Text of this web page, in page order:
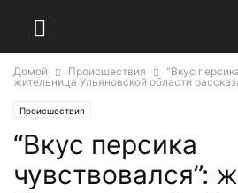
Домой Происшествия
“Вкус
жительница Ульяновской области
Происшествия
“Вкус персика
чувствовался”: